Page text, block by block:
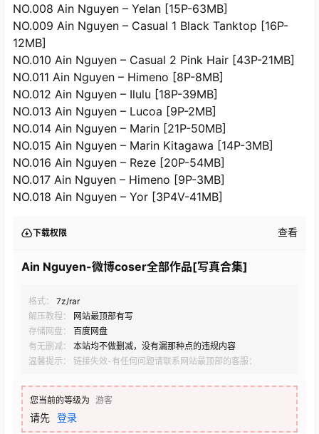
NO.008 Ain Nguyen – Yelan [15P-63MB]
NO.009 Ain Nguyen – Casual 1 Black Tanktop [16P-
12MB]
NO.010 Ain Nguyen – Casual 2 Pink Hair [43P-21MB]
NO.011 Ain Nguyen – Himeno [8P-8MB]
NO.012 Ain Nguyen – Ilulu [18P-39MB]
NO.013 Ain Nguyen – Lucoa [9P-2MB]
NO.014 Ain Nguyen – Marin [21P-50MB]
NO.015 Ain Nguyen – Marin Kitagawa [14P-3MB]
NO.016 Ain Nguyen – Reze [20P-54MB]
NO.017 Ain Nguyen – Himeno [9P-3MB]
NO.018 Ain Nguyen – Yor [3P4V-41MB]
下载权限 查看
Ain Nguyen-微博coser全部作品[写真合集]
格式：
7z/rar
解压教程：
网站最顶部有写
存储网盘：
百度网盘
有无删减：
本站均不做删减，没有漏那种点的违规内容
温馨提示： 链接失效-有任何问题请联系网站最顶部的客服：
您当前的等级为 游客
请先 登录